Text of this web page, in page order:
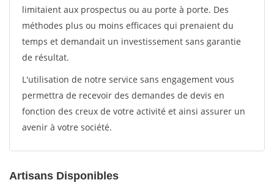
limitaient aux prospectus ou au porte à porte. Des
méthodes plus ou moins efficaces qui prenaient du
temps et demandait un investissement sans garantie
de résultat.
L'utilisation de notre service sans engagement vous
permettra de recevoir des demandes de devis en
fonction des creux de votre activité et ainsi assurer un
avenir à votre société.
Artisans Disponibles